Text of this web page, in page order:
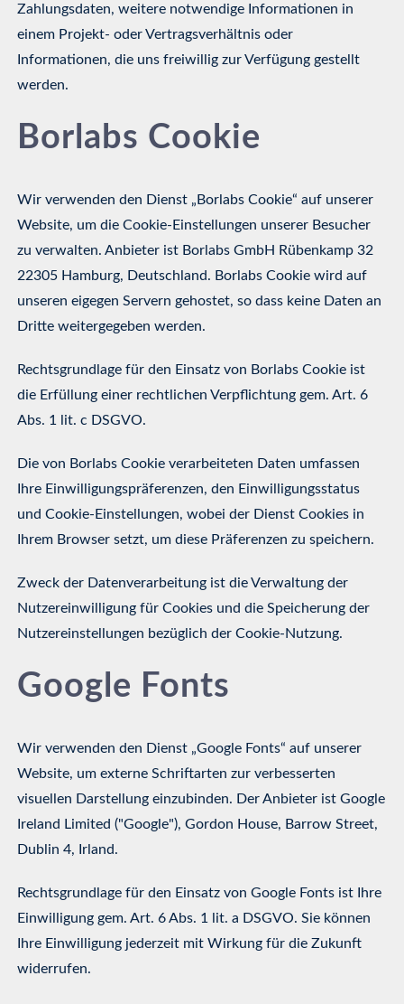
Zahlungsdaten, weitere notwendige Informationen in
einem Projekt- oder Vertragsverhältnis oder
Informationen, die uns freiwillig zur Verfügung gestellt
werden.
Borlabs Cookie
Wir verwenden den Dienst „Borlabs Cookie“ auf unserer
Website, um die Cookie-Einstellungen unserer Besucher
zu verwalten. Anbieter ist Borlabs GmbH Rübenkamp 32
22305 Hamburg, Deutschland. Borlabs Cookie wird auf
unseren eigegen Servern gehostet, so dass keine Daten an
Dritte weitergegeben werden.
Rechtsgrundlage für den Einsatz von Borlabs Cookie ist
die Erfüllung einer rechtlichen Verpflichtung gem. Art. 6
Abs. 1 lit. c DSGVO.
Die von Borlabs Cookie verarbeiteten Daten umfassen
Ihre Einwilligungspräferenzen, den Einwilligungsstatus
und Cookie-Einstellungen, wobei der Dienst Cookies in
Ihrem Browser setzt, um diese Präferenzen zu speichern.
Zweck der Datenverarbeitung ist die Verwaltung der
Nutzereinwilligung für Cookies und die Speicherung der
Nutzereinstellungen bezüglich der Cookie-Nutzung.
Google Fonts
Wir verwenden den Dienst „Google Fonts“ auf unserer
Website, um externe Schriftarten zur verbesserten
visuellen Darstellung einzubinden. Der Anbieter ist Google
Ireland Limited ("Google"), Gordon House, Barrow Street,
Dublin 4, Irland.
Rechtsgrundlage für den Einsatz von Google Fonts ist Ihre
Einwilligung gem. Art. 6 Abs. 1 lit. a DSGVO. Sie können
Ihre Einwilligung jederzeit mit Wirkung für die Zukunft
widerrufen.